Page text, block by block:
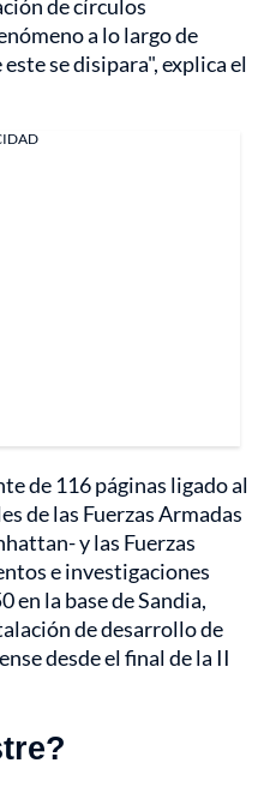
de círculos
a lo largo de
se disipara", explica el
de 116 páginas ligado al
de las Fuerzas Armadas
y las Fuerzas
e investigaciones
en la base de Sandia,
de desarrollo de
desde el final de la II